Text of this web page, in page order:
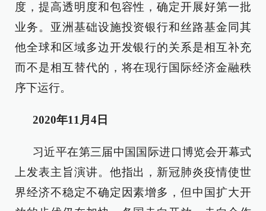
度，提高透明度和包容性，确定开展好第一批
业务。亚洲基础设施投资银行和丝路基金同其
他全球和区域多边开发银行的关系是相互补充
而不是相互替代的，将在现行国际经济金融秩
序下运行。
2020年11月4日
习近平在第三届中国国际进口博览会开幕式
上发表主旨演讲。他指出，新冠肺炎疫情使世
界经济不稳定不确定因素增多，但中国扩大开